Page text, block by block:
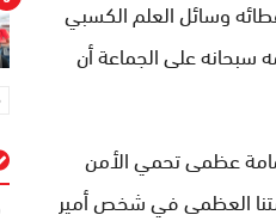
وسائل العلم الكسبي
سبحانه على الجماعة أن
عظمى تحمي الأمن
العظمى في شخص أمير